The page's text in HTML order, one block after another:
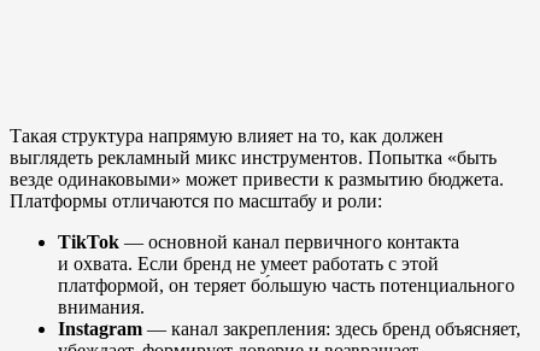
Такая структура напрямую влияет на то, как должен
выглядеть рекламный микс инструментов. Попытка «быть
везде одинаковыми» может привести к размытию бюджета.
Платформы отличаются по масштабу и роли:
TikTok — основной канал первичного контакта
и охвата. Если бренд не умеет работать с этой
платформой, он теряет бо́льшую часть потенциального
внимания.
Instagram — канал закрепления: здесь бренд объясняет,